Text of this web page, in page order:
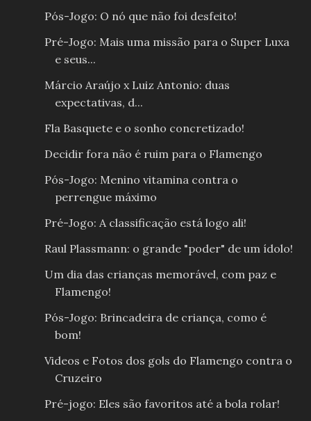
Pós-Jogo: O nó que não foi desfeito!
Pré-Jogo: Mais uma missão para o Super Luxa
e seus...
Márcio Araújo x Luiz Antonio: duas
expectativas, d...
Fla Basquete e o sonho concretizado!
Decidir fora não é ruim para o Flamengo
Pós-Jogo: Menino vitamina contra o
perrengue máximo
Pré-Jogo: A classificação está logo ali!
Raul Plassmann: o grande "poder" de um ídolo!
Um dia das crianças memorável, com paz e
Flamengo!
Pós-Jogo: Brincadeira de criança, como é
bom!
Videos e Fotos dos gols do Flamengo contra o
Cruzeiro
Pré-jogo: Eles são favoritos até a bola rolar!